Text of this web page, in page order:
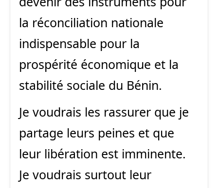
la réconciliation nationale
indispensable pour la
prospérité économique et la
stabilité sociale du Bénin.
Je voudrais les rassurer que je
partage leurs peines et que
leur libération est imminente.
Je voudrais surtout leur